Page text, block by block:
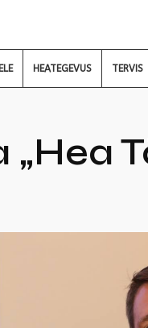
HEATEGEVUS TERVIS